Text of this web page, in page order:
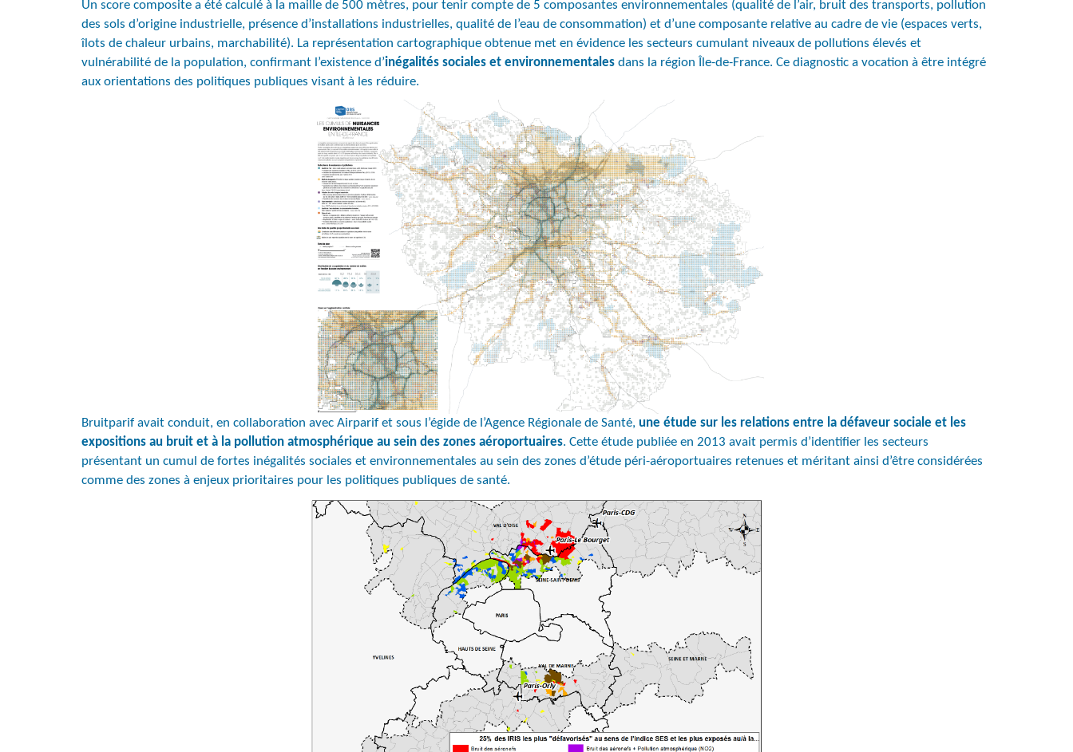
Un score composite a été calculé à la maille de 500 mètres, pour tenir compte de 5 composantes environnementales (qualité de l’air, bruit des transports, pollution
des sols d’origine industrielle, présence d’installations industrielles, qualité de l’eau de consommation) et d’une composante relative au cadre de vie (espaces verts,
îlots de chaleur urbains, marchabilité). La représentation cartographique obtenue met en évidence les secteurs cumulant niveaux de pollutions élevés et
vulnérabilité de la population, confirmant l’existence d’inégalités sociales et environnementales dans la région Île-de-France. Ce diagnostic a vocation à être intégré
aux orientations des politiques publiques visant à les réduire.
Bruitparif avait conduit, en collaboration avec Airparif et sous l’égide de l’Agence Régionale de Santé, une étude sur les relations entre la défaveur sociale et les
expositions au bruit et à la pollution atmosphérique au sein des zones aéroportuaires. Cette étude publiée en 2013 avait permis d’identifier les secteurs
présentant un cumul de fortes inégalités sociales et environnementales au sein des zones d’étude péri-aéroportuaires retenues et méritant ainsi d’être considérées
comme des zones à enjeux prioritaires pour les politiques publiques de santé.